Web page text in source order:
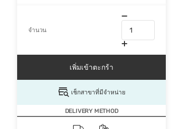
จำนวน
เพิ่มเข้าตะกร้า
เช็กสาขาที่มีจำหน่าย
DELIVERY METHOD